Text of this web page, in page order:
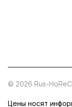
© 2026 Rus-
Цены носят